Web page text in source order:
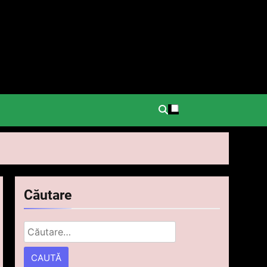
Căutare
Caută
după: